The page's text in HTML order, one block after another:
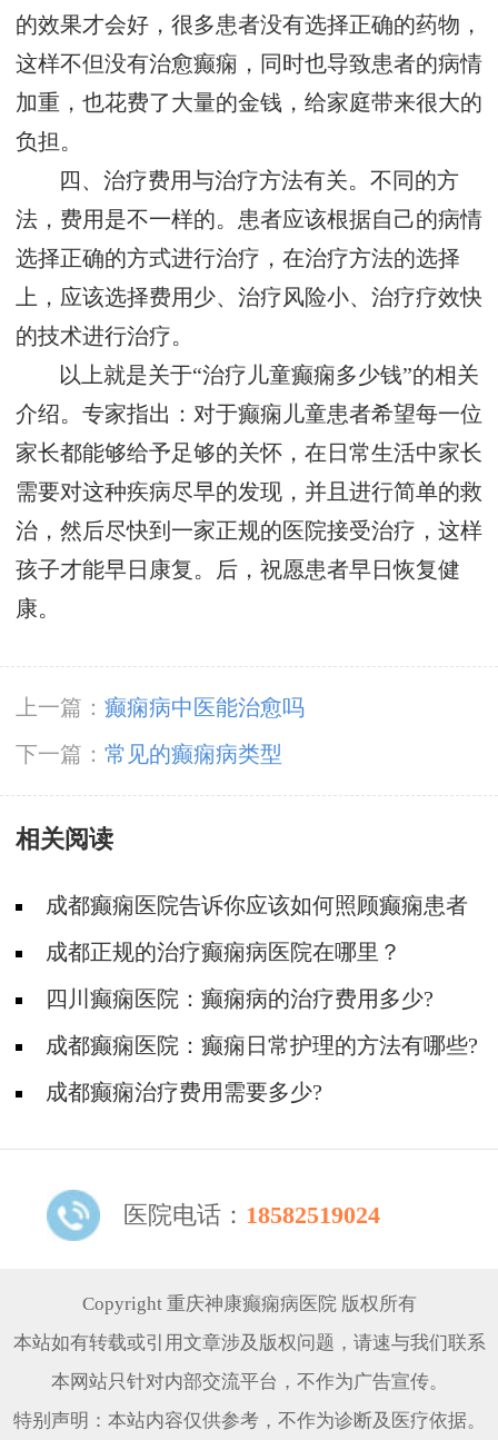
的效果才会好，很多患者没有选择正确的药物，
这样不但没有治愈癫痫，同时也导致患者的病情
加重，也花费了大量的金钱，给家庭带来很大的
负担。
四、治疗费用与治疗方法有关。不同的方
法，费用是不一样的。患者应该根据自己的病情
选择正确的方式进行治疗，在治疗方法的选择
上，应该选择费用少、治疗风险小、治疗疗效快
的技术进行治疗。
以上就是关于“治疗儿童癫痫多少钱”的相关
介绍。专家指出：对于癫痫儿童患者希望每一位
家长都能够给予足够的关怀，在日常生活中家长
需要对这种疾病尽早的发现，并且进行简单的救
治，然后尽快到一家正规的医院接受治疗，这样
孩子才能早日康复。后，祝愿患者早日恢复健
康。
上一篇： 癫痫病中医能治愈吗
下一篇： 常见的癫痫病类型
相关阅读
成都癫痫医院告诉你应该如何照顾癫痫患者
成都正规的治疗癫痫病医院在哪里？
四川癫痫医院：癫痫病的治疗费用多少?
成都癫痫医院：癫痫日常护理的方法有哪些?
成都癫痫治疗费用需要多少?
医院电话： 18582519024
Copyright 重庆神康癫痫病医院 版权所有
本站如有转载或引用文章涉及版权问题，请速与我们联系
本网站只针对内部交流平台，不作为广告宣传。
特别声明：本站内容仅供参考，不作为诊断及医疗依据。